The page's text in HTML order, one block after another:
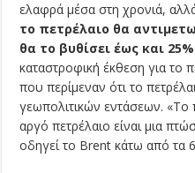
ελαφρά μέσα στη χρονιά,
το πετρέλαιο θα
θα το βυθίσει έως και
καταστροφική έκθεση για το
που περίμεναν ότι το
γεωπολιτικών εντάσεων. «Το
αργό πετρέλαιο είναι μια
οδηγεί το Brent κάτω από τα